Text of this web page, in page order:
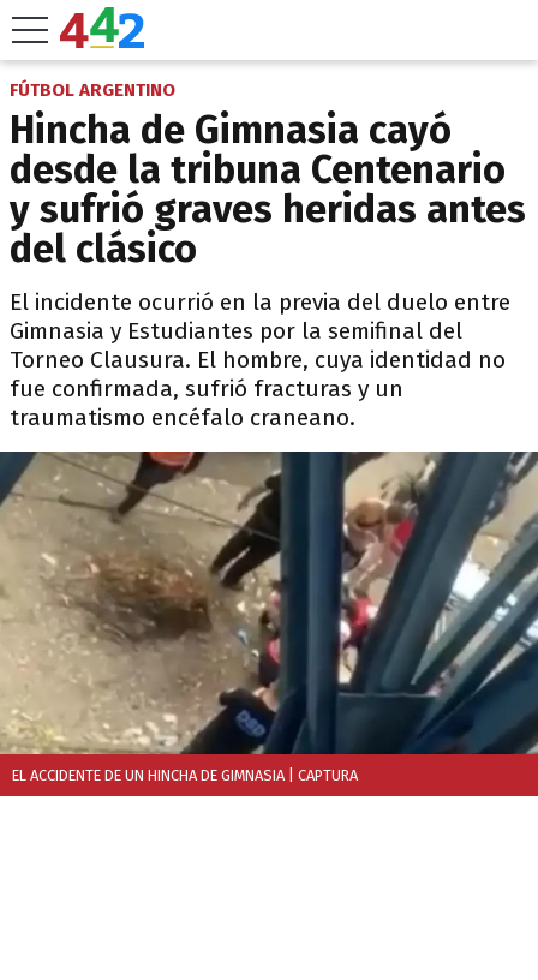
FÚTBOL ARGENTINO
Hincha de Gimnasia cayó
desde la tribuna Centenario
y sufrió graves heridas antes
del clásico
El incidente ocurrió en la previa del duelo entre
Gimnasia y Estudiantes por la semifinal del
Torneo Clausura. El hombre, cuya identidad no
fue confirmada, sufrió fracturas y un
traumatismo encéfalo craneano.
EL ACCIDENTE DE UN HINCHA DE GIMNASIA | CAPTURA